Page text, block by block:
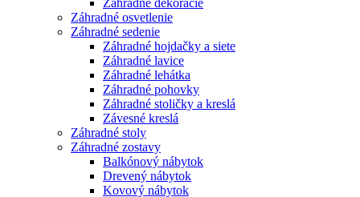
Záhradné osvetlenie
Záhradné sedenie
Záhradné hojdačky a siete
Záhradné lavice
Záhradné lehátka
Záhradné pohovky
Záhradné stoličky a kreslá
Závesné kreslá
Záhradné stoly
Záhradné zostavy
Balkónový nábytok
Drevený nábytok
Kovový nábytok